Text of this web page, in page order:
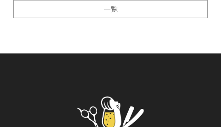
一覧